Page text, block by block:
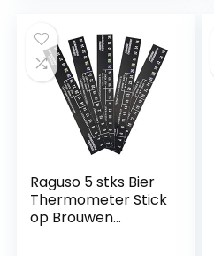
Raguso 5 stks Bier
Thermometer Stick
op Brouwen